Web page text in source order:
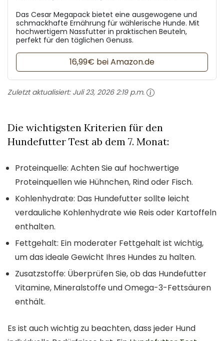
Das Cesar Megapack bietet eine ausgewogene und
schmackhafte Ernährung für wählerische Hunde. Mit
hochwertigem Nassfutter in praktischen Beuteln,
perfekt für den täglichen Genuss.
16,99€ bei Amazon.de
Zuletzt aktualisiert: Juli 23, 2026 2:19 p.m.
Die wichtigsten Kriterien für den
Hundefutter Test ab dem 7. Monat:
Proteinquelle: Achten Sie auf hochwertige
Proteinquellen wie Hühnchen, Rind oder Fisch.
Kohlenhydrate: Das Hundefutter sollte leicht
verdauliche Kohlenhydrate wie Reis oder Kartoffeln
enthalten.
Fettgehalt: Ein moderater Fettgehalt ist wichtig,
um das ideale Gewicht Ihres Hundes zu halten.
Zusatzstoffe: Überprüfen Sie, ob das Hundefutter
Vitamine, Mineralstoffe und Omega-3-Fettsäuren
enthält.
Es ist auch wichtig zu beachten, dass jeder Hund